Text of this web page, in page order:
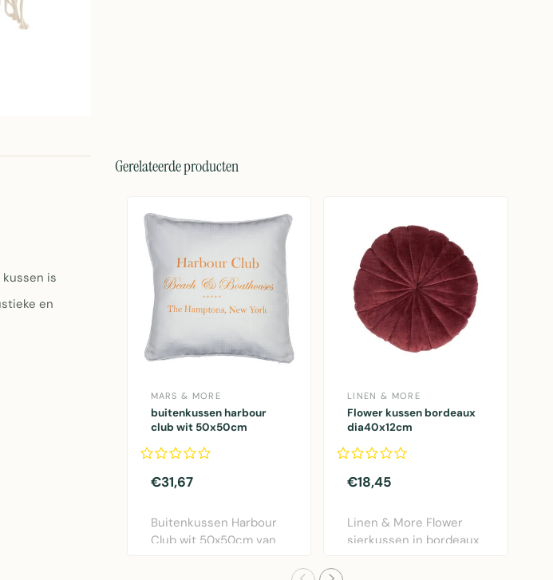
is
en
Gerelateerde producten
MARS & MORE
buitenkussen harbour
club wit 50x50cm
€31,67
Buitenkussen Harbour
Club wit 50x50cm van
LINEN & MORE
Flower kussen bordeaux
dia40x12cm
€18,45
Linen & More Flower
sierkussen in bordeaux